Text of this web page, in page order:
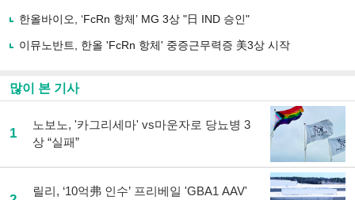
기
한올바이오, ‘FcRn 항체’ MG 3상 "日 IND 승인"
이뮤노반트, 한올 'FcRn 항체' 중증근무력증 美3상 시작
많이 본 기사
1
노보노, '카그리세마' vs마운자로 당뇨병 3
상 “실패”
릴리, ‘10억弗 인수’ 프리베일 'GBA1 AAV'